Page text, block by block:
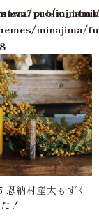
minajima/
納村産太もずく
！